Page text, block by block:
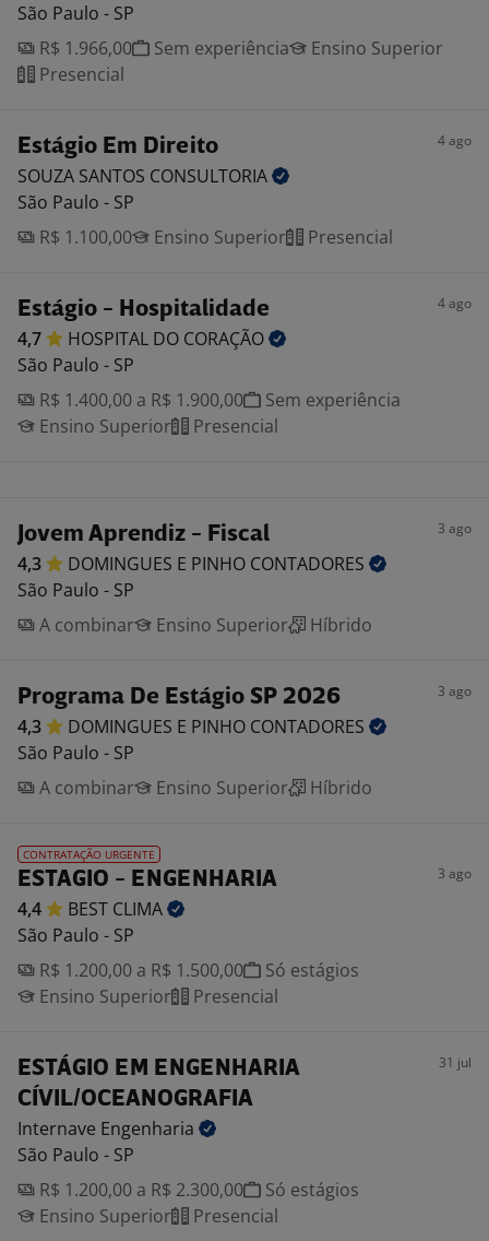
São Paulo - SP
R$ 1.966,00
Sem experiência
Ensino Superior
Presencial
Estágio Em Direito 4 ago
SOUZA SANTOS CONSULTORIA
São Paulo - SP
R$ 1.100,00
Ensino Superior Presencial
Estágio - Hospitalidade 4 ago
4,7 HOSPITAL DO CORAÇÃO
São Paulo - SP
R$ 1.400,00 a R$ 1.900,00
Sem experiência
Ensino Superior
Presencial
Jovem Aprendiz - Fiscal 3 ago
4,3 DOMINGUES E PINHO CONTADORES
São Paulo - SP
A combinar
Ensino Superior Híbrido
Programa De Estágio SP 2026 3 ago
4,3 DOMINGUES E PINHO CONTADORES
São Paulo - SP
A combinar
Ensino Superior Híbrido
CONTRATAÇÃO URGENTE
ESTAGIO - ENGENHARIA 3 ago
4,4 BEST CLIMA
São Paulo - SP
R$ 1.200,00 a R$ 1.500,00
Só estágios
Ensino Superior
Presencial
ESTÁGIO EM ENGENHARIA
CÍVIL/OCEANOGRAFIA
31 jul
Internave Engenharia
São Paulo - SP
R$ 1.200,00 a R$ 2.300,00
Só estágios
Ensino Superior
Presencial